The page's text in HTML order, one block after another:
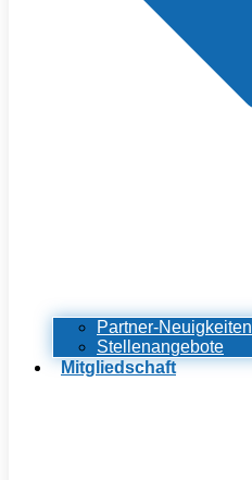
Partner-Neuigkeiten
Stellenangebote
Mitgliedschaft